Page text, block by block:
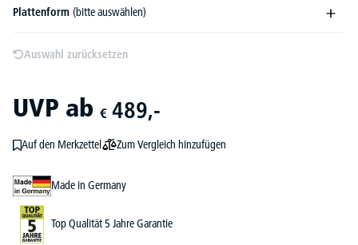
Plattenform (bitte auswählen)
Auswahl zurücksetzen
UVP ab € 489,-
Auf den Merkzettel Zum Vergleich hinzufügen
Made in Germany
Top Qualität 5 Jahre Garantie